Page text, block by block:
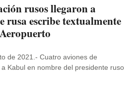
rusos llegaron a
rusa escribe textualmente
de 2021.- Cuatro aviones de
Kabul en nombre del presidente ruso